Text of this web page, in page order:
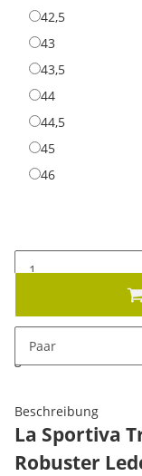
42,542,5
4343
43,543,5
4444
44,544,5
4545
4646
Paar
Dieses Produkt hat
Beschreibung
La Sportiva
Robuster